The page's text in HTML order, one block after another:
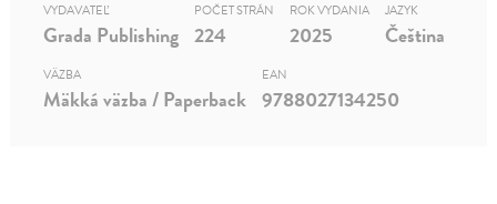
VYDAVATEĽ
Grada Publishing
POČET STRÁN
224
ROK VYDANIA
2025
JAZYK
Čeština
VÄZBA
Mäkká väzba / Paperback
EAN
9788027134250